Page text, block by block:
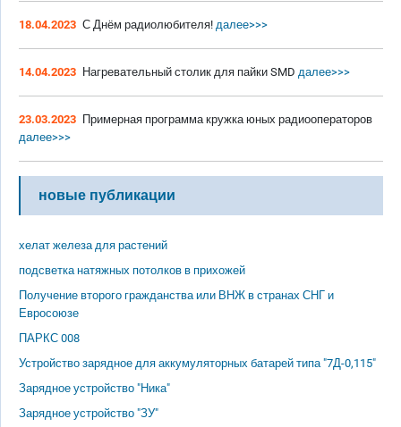
18.04.2023 С Днём радиолюбителя! далее>>>
14.04.2023 Нагревательный столик для пайки SMD далее>>>
23.03.2023 Примерная программа кружка юных радиооператоров
далее>>>
новые публикации
хелат железа для растений
подсветка натяжных потолков в прихожей
Получение второго гражданства или ВНЖ в странах СНГ и
Евросоюзе
ПАРКС 008
Устройство зарядное для аккумуляторных батарей типа "7Д-0,115"
Зарядное устройство "Ника"
Зарядное устройство "ЗУ"